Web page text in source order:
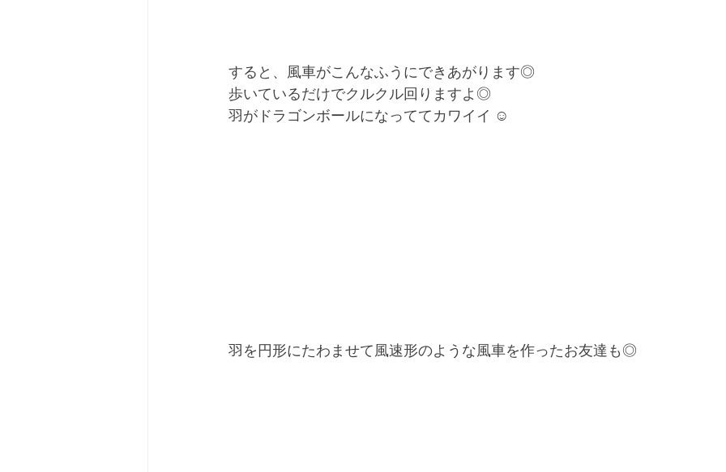
すると、風車がこんなふうにできあがります◎
歩いているだけでクルクル回りますよ◎
羽がドラゴンボールになっててカワイイ ☺︎
羽を円形にたわませて風速形のような風車を作ったお友達も◎